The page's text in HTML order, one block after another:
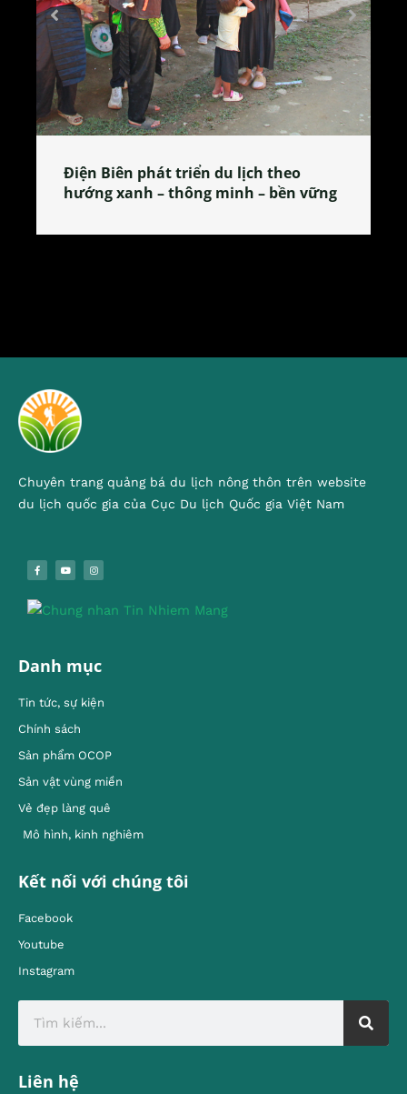
Làng làm bánh tẻ Phú Nhi – nơi lan
tỏa đặc sản xứ Đoài
Chuyên trang quảng bá du lịch nông thôn trên website
du lịch quốc gia của Cục Du lịch Quốc gia Việt Nam
Danh mục
Tin tức, sự kiện
Chính sách
Sản phẩm OCOP
Sản vật vùng miền
Vẻ đẹp làng quê
Mô hình, kinh nghiêm
Kết nối với chúng tôi
Facebook
Youtube
Instagram
Liên hệ